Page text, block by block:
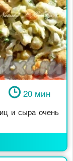
20 мин
и сыра очень